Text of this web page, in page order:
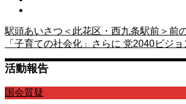
駅頭あいさつ＜此花区・西九条駅前＞ 前
「子育ての社会化」さらに 党2040ビジ
活動報告
国会質疑